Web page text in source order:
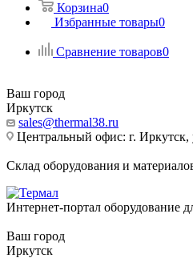
Корзина0
Избранные товары0
Сравнение товаров0
Ваш город
Иркутск
sales@thermal38.ru
Центральный офис: г. Иркутск,
Склад оборудования и
Интернет-портал оборудование
Ваш город
Иркутск